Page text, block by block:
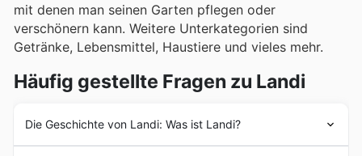
mit denen man seinen Garten pflegen oder
verschönern kann. Weitere Unterkategorien sind
Getränke, Lebensmittel, Haustiere und vieles mehr.
Häufig gestellte Fragen zu Landi
Die Geschichte von Landi: Was ist Landi?